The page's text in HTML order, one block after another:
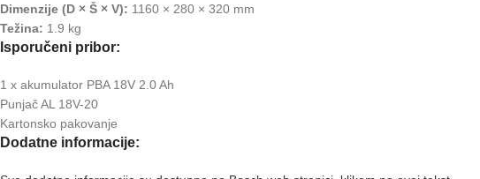
Dimenzije (D × Š × V): 1160 × 280 × 320 mm
Težina: 1.9 kg
Isporučeni pribor:
1 x akumulator PBA 18V 2.0 Ah
Punjač AL 18V-20
Kartonsko pakovanje
Dodatne informacije: